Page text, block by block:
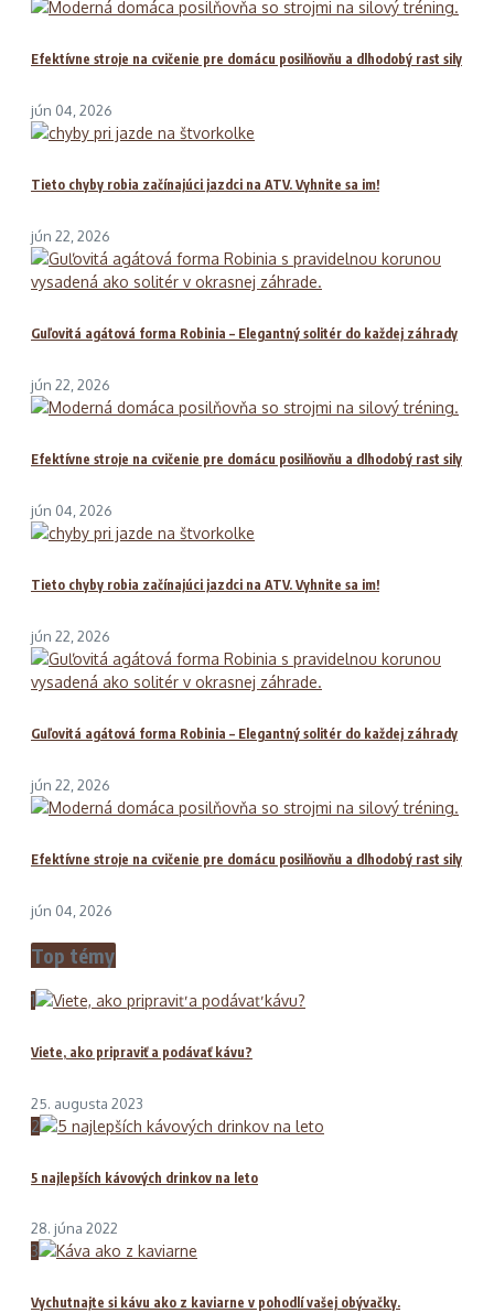
Efektívne stroje na cvičenie pre domácu posilňovňu a dlhodobý rast sily
jún 04, 2026
Tieto chyby robia začínajúci jazdci na ATV. Vyhnite sa im!
jún 22, 2026
Guľovitá agátová forma Robinia – Elegantný solitér do každej záhrady
jún 22, 2026
Efektívne stroje na cvičenie pre domácu posilňovňu a dlhodobý rast sily
jún 04, 2026
Tieto chyby robia začínajúci jazdci na ATV. Vyhnite sa im!
jún 22, 2026
Guľovitá agátová forma Robinia – Elegantný solitér do každej záhrady
jún 22, 2026
Efektívne stroje na cvičenie pre domácu posilňovňu a dlhodobý rast sily
jún 04, 2026
Top témy
1
Viete, ako pripraviť a podávať kávu?
25. augusta 2023
2
5 najlepších kávových drinkov na leto
28. júna 2022
3
Vychutnajte si kávu ako z kaviarne v pohodlí vašej obývačky.